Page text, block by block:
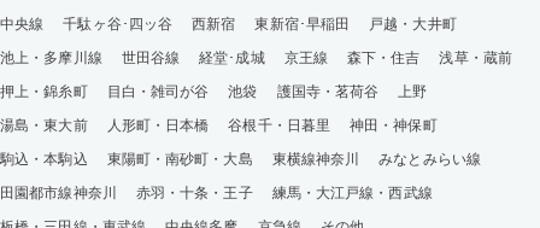
中央線
千駄ヶ谷･四ッ谷 西新宿 東新宿･早稲田
戸越・大井町
池上・多摩川線
世田谷線 経堂･成城 京王線 森下・住吉
浅草・蔵前
押上・錦糸町
目白・雑司が谷 池袋 護国寺・茗荷谷
上野
湯島・東大前
人形町・日本橋 谷根千・日暮里
神田・神保町
駒込・本駒込
東陽町・南砂町・大島 東横線神奈川
みなとみらい線
田園都市線神奈川
赤羽・十条・王子
練馬・大江戸線・西武線